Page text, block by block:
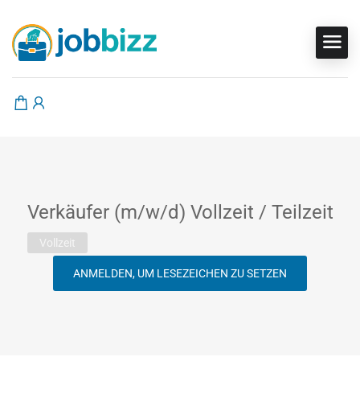
Verkäufer (m/w/d) Vollzeit / Teilzeit
Vollzeit
ANMELDEN, UM LESEZEICHEN ZU SETZEN